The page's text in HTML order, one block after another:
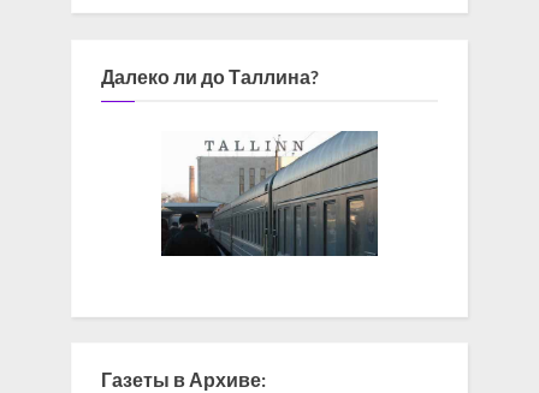
Далеко ли до Таллина?
Газеты в Архиве: